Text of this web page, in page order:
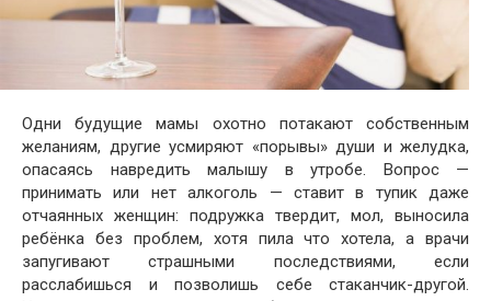
Одни будущие мамы охотно потакают собственным
желаниям, другие усмиряют «порывы» души и желудка,
опасаясь навредить малышу в утробе. Вопрос —
принимать или нет алкоголь — ставит в тупик даже
отчаянных женщин: подружка твердит, мол, выносила
ребёнка без проблем, хотя пила что хотела, а врачи
запугивают страшными последствиями, если
расслабишься и позволишь себе стаканчик-другой.